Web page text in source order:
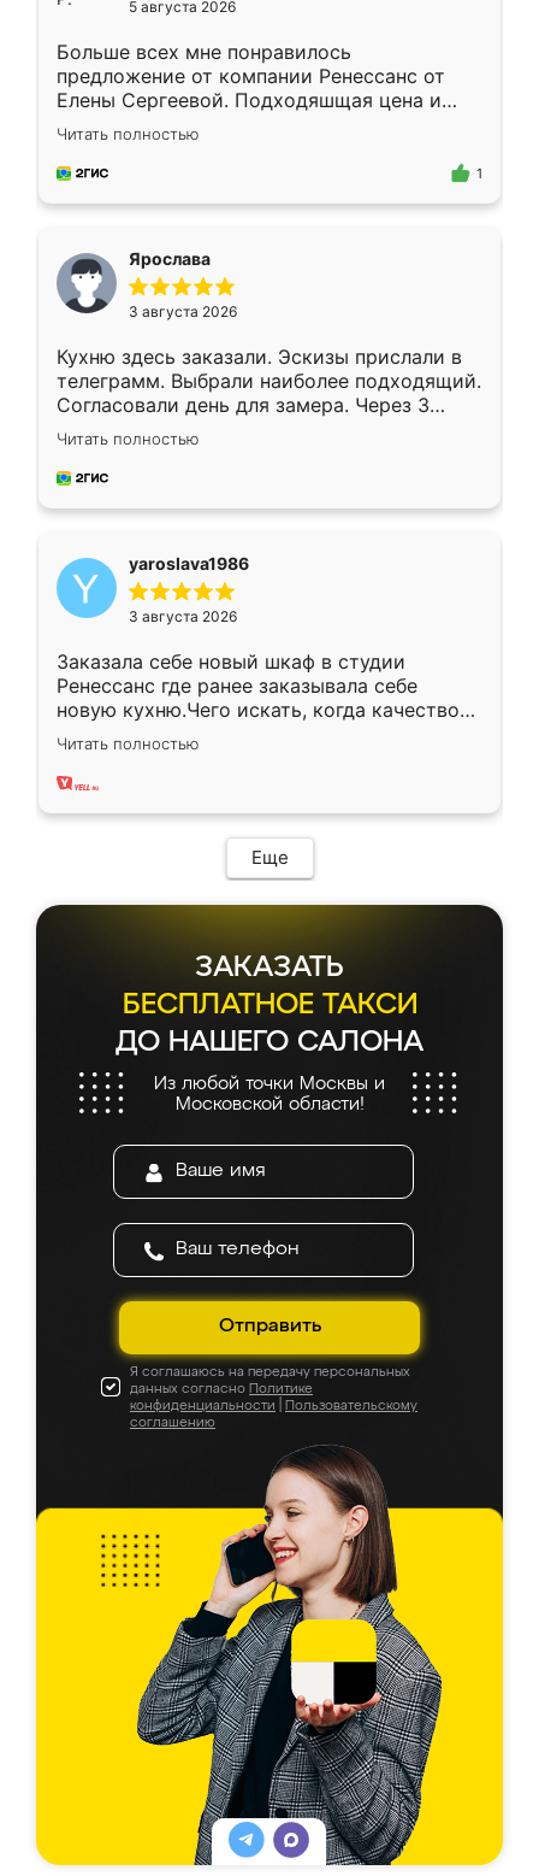
5 августа 2026
Больше всех мне понравилось
предложение от компании Ренессанс от
Елены Сергеевой. Подходяшщая цена и
короткие сроки изготовления. Приехавший
для замера сотрудник Владислав
предложил по моему эскизу самый
Читать полностью
1
Ярослава
3 августа 2026
Кухню здесь заказали. Эскизы прислали в
телеграмм. Выбрали наиболее подходящий.
Согласовали день для замера. Через 3
недели кухня была уже готова. Остались
довольны работой. Спасибо Ренессанс
мебель за качественную работу!
Читать полностью
yaroslava1986
3 августа 2026
Заказала себе новый шкаф в студии
Ренессанс где ранее заказывала себе
новую кухню.Чего искать, когда качеством
вполне довольна. Служит кухня уже почти
два года, нареканий нет.
Читать полностью
Еще
ЗАКАЗАТЬ
БЕСПЛАТНОЕ ТАКСИ
ДО НАШЕГО САЛОНА
Из любой точки Москвы и
Московской области!
Отправить
Я соглашаюсь на передачу персональных
данных согласно Политике
конфиденциальности
Пользовательскому
соглашению